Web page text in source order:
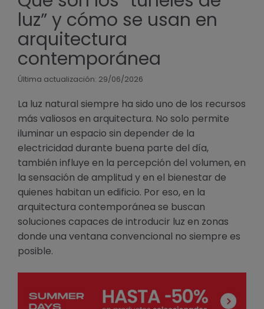
luz” y cómo se usan en
arquitectura
contemporánea
Última actualización: 29/06/2026
La luz natural siempre ha sido uno de los recursos
más valiosos en arquitectura. No solo permite
iluminar un espacio sin depender de la
electricidad durante buena parte del día,
también influye en la percepción del volumen, en
la sensación de amplitud y en el bienestar de
quienes habitan un edificio. Por eso, en la
arquitectura contemporánea se buscan
soluciones capaces de introducir luz en zonas
donde una ventana convencional no siempre es
posible.